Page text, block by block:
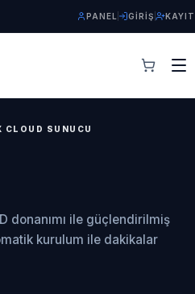
PANEL GIRIŞ KAYIT
CLOUD SUNUCU
donanımı ile güçlendirilmiş
kurulum ile dakikalar